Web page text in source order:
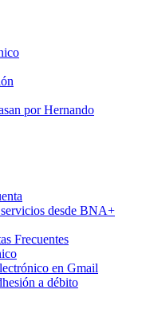
por Hernando
desde BNA+
Frecuentes
en Gmail
a débito